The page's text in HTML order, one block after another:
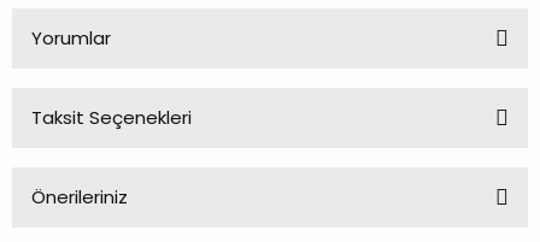
Yorumlar
Taksit Seçenekleri
Önerileriniz